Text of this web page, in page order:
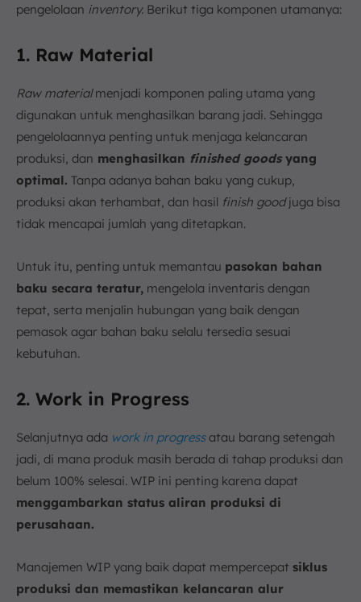
pengelolaan inventory. Berikut tiga komponen utamanya:
1. Raw Material
Raw materialmenjadi komponen paling utama yang
digunakan untuk menghasilkan barang jadi. Sehingga
pengelolaannya penting untuk menjaga kelancaran
produksi, dan menghasilkan finished goods yang
optimal. Tanpa adanya bahan baku yang cukup,
produksi akan terhambat, dan hasil finish goodjuga bisa
tidak mencapai jumlah yang ditetapkan.
Untuk itu, penting untuk memantau pasokan bahan
baku secara teratur, mengelola inventaris dengan
tepat, serta menjalin hubungan yang baik dengan
pemasok agar bahan baku selalu tersedia sesuai
kebutuhan.
2. Work in Progress
Selanjutnya ada work in progressatau barang setengah
jadi, di mana produk masih berada di tahap produksi dan
belum 100% selesai. WIP ini penting karena dapat
menggambarkan status aliran produksi di
perusahaan.
Manajemen WIP yang baik dapat mempercepat siklus
produksi dan memastikan kelancaran alur